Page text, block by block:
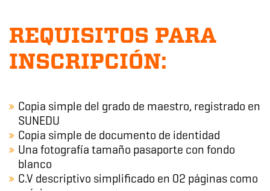
REQUISITOS PARA
INSCRIPCIÓN:
Copia simple del grado de maestro, registrado en
SUNEDU
Copia simple de documento de identidad
Una fotografía tamaño pasaporte con fondo
blanco
C.V descriptivo simplificado en 02 páginas como